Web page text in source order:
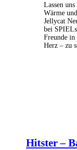
Lassen
Wärme
Jellycat
bei
Freunde in
Herz – zu
Hitster –